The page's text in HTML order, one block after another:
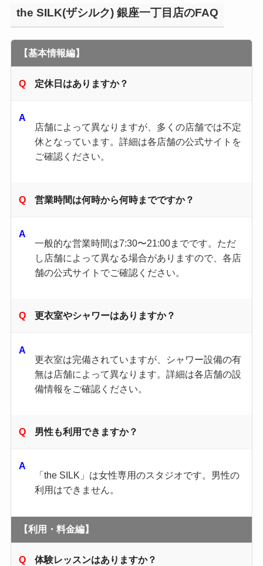
the SILK(ザシルク) 銀座一丁目店のFAQ
【基本情報編】
定休日はありますか？
店舗によって異なりますが、多くの店舗では不定
休となっています。​詳細は各店舗の公式サイトを
ご確認ください。​
営業時間は何時から何時までですか？
一般的な営業時間は7:30〜21:00までです。​ただ
し店舗によって異なる場合がありますので、各店
舗の公式サイトでご確認ください。​
更衣室やシャワーはありますか？
更衣室は完備されていますが、シャワー設備の有
無は店舗によって異なります。​詳細は各店舗の設
備情報をご確認ください。​
男性も利用できますか？
「the SILK」は女性専用のスタジオです。​男性の
利用はできません。​
【利用・料金編】
体験レッスンはありますか？